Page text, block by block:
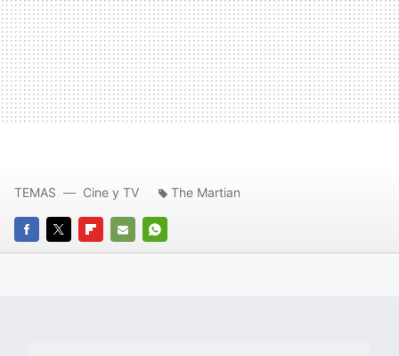
FACEBOOK
TWITTERFLIPBOARD
E-
WHATSAPP
TEMAS Cine y TV The Martian